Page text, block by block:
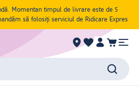
Momentan timpul de livrare este de 5
să folosiți serviciul de Ridicare Expres